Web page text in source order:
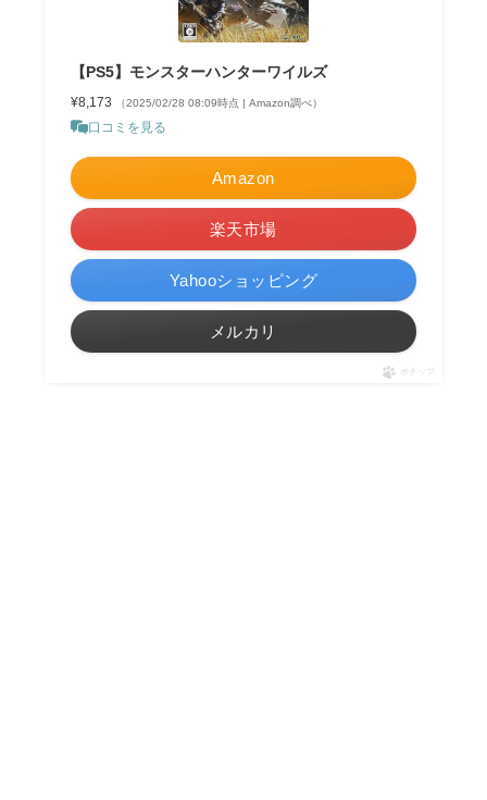
【PS5】モンスターハンターワイルズ
¥8,173 （2025/02/28 08:09時点 | Amazon調べ）
口コミを見る
Amazon
楽天市場
Yahooショッピング
メルカリ
ポチップ